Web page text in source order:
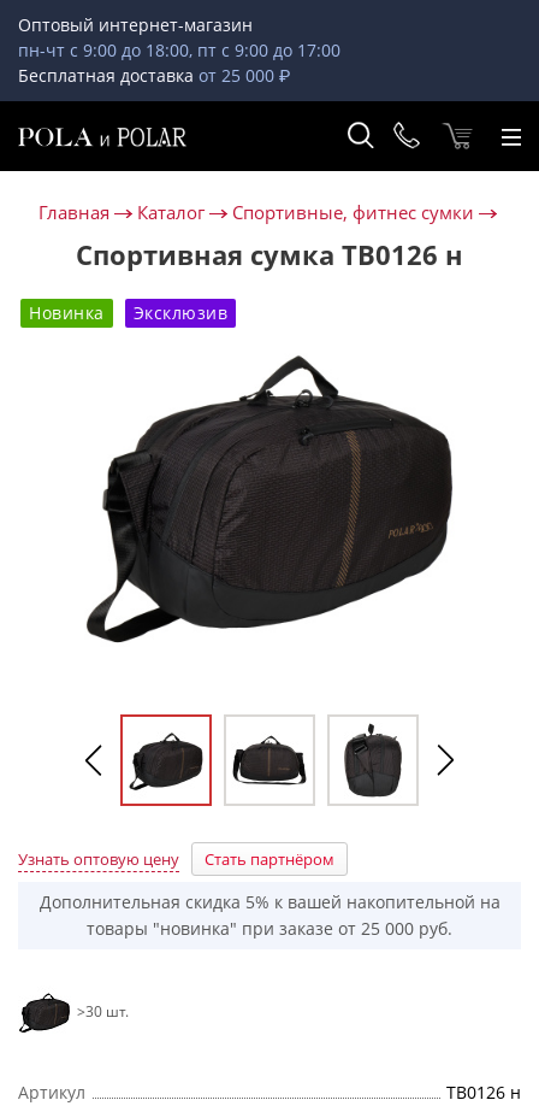
Оптовый интернет-магазин
пн-чт с 9:00 до 18:00, пт с 9:00 до 17:00
Бесплатная доставка от 25 000 ₽
Главная Каталог Спортивные, фитнес сумки
Спортивная сумка ТВ0126 н
Новинка Эксклюзив
Узнать оптовую цену Стать партнёром
Дополнительная скидка 5% к вашей накопительной на
товары "новинка" при заказе от 25 000 руб.
>30 шт.
Артикул
ТВ0126 н